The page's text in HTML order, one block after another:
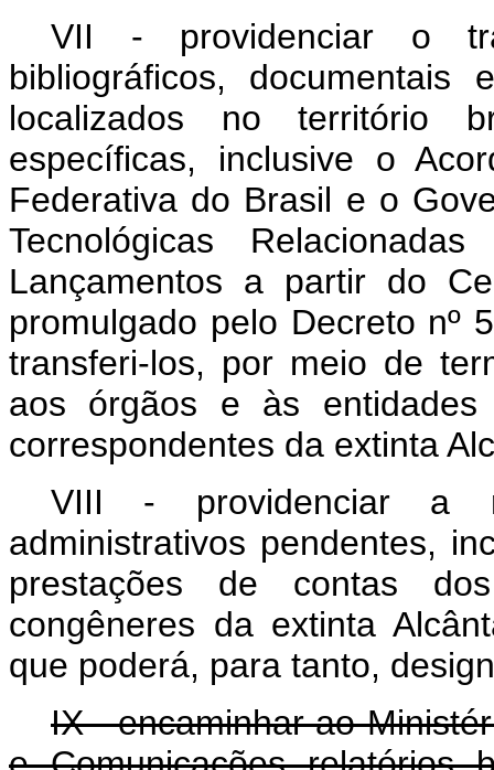
VII - providenciar o
bibliográficos, documentais
localizados no território
específicas, inclusive o
Federativa do Brasil e o
Tecnológicas
Lançamentos a partir do
promulgado pelo Decreto nº
transferi-los, por meio de
aos órgãos e às entidades
correspondentes da extinta
VIII - providenciar a
administrativos pendentes,
prestações de contas
congêneres da extinta
que poderá, para tanto,
IX - encaminhar ao